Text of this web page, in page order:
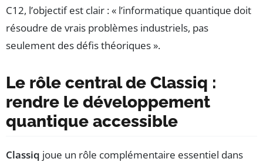
C12, l’objectif est clair : « l’informatique quantique doit
résoudre de vrais problèmes industriels, pas
seulement des défis théoriques ».
Le rôle central de Classiq :
rendre le développement
quantique accessible
Classiq joue un rôle complémentaire essentiel dans